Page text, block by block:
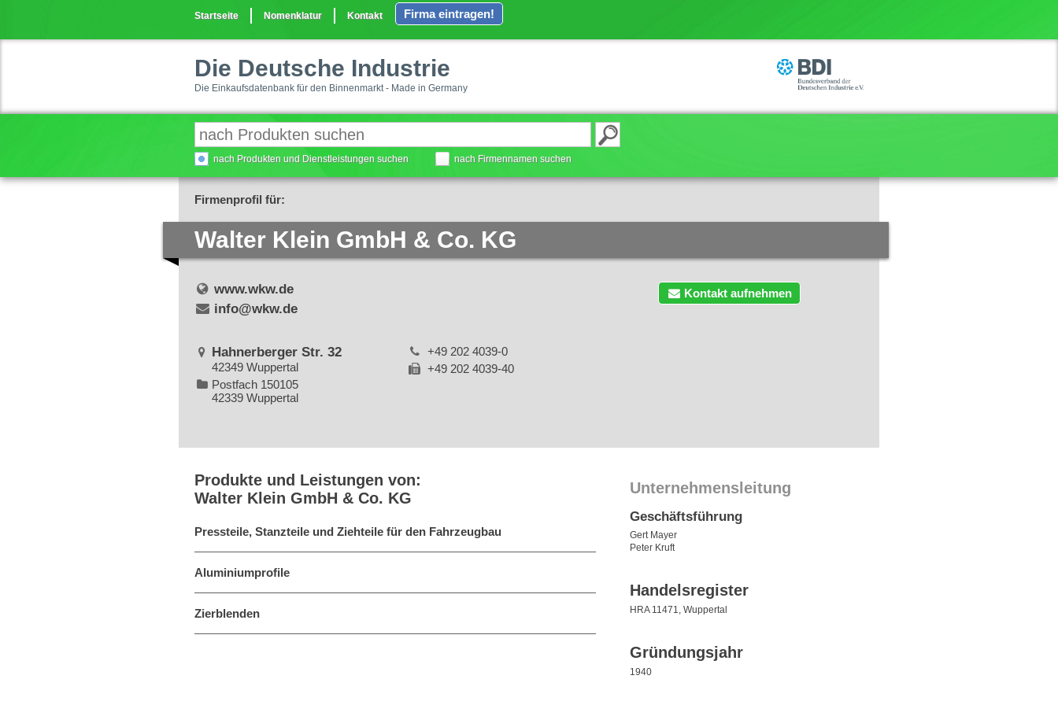
Startseite Nomenklatur Kontakt Firma eintragen!
Die Deutsche Industrie
Die Einkaufsdatenbank für den Binnenmarkt - Made in Germany
nach Produkten und Dienstleistungen suchen nach Firmennamen suchen
Firmenprofil für:
Walter Klein GmbH & Co. KG
Kontakt aufnehmen
www.wkw.de
info@wkw.de
Hahnerberger Str. 32
42349 Wuppertal
Postfach 150105
42339 Wuppertal
+49 202 4039-0
+49 202 4039-40
Produkte und Leistungen von:
Walter Klein GmbH & Co. KG
Pressteile, Stanzteile und Ziehteile für den Fahrzeugbau
Aluminiumprofile
Zierblenden
Unternehmensleitung
Geschäftsführung
Gert Mayer
Peter Kruft
Handelsregister
HRA 11471, Wuppertal
Gründungsjahr
1940